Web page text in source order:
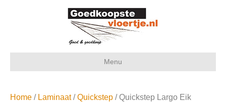
Menu
Home / Laminaat/Quickstep / Quickstep Largo Eik